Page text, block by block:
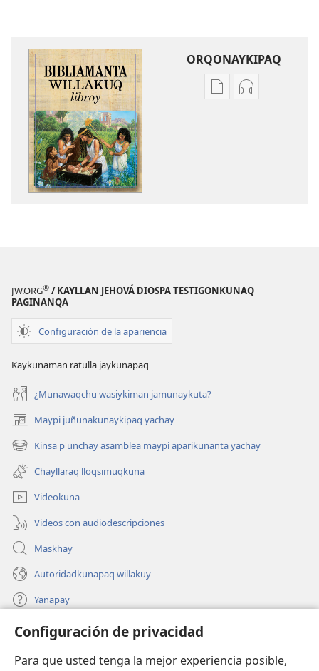
Configuración de privacidad
Para que usted tenga la mejor experiencia posible,
ORQONAYKIPAQ
KaypiKaypin
JW.ORG® / KAYLLAN JEHOVÁ DIOSPA TESTIGONKUNAQ
PAGINANQA
Configuración de la apariencia
Kaykunaman ratulla jaykunapaq
¿Munawaqchu wasiykiman jamunaykuta?
Maypi juñunakunaykipaq yachay
(abre
una
nueva
ventana)
Kinsa p'unchay asamblea maypi aparikunanta yachay
(abre
una
nueva
ventana)
Chayllaraq lloqsimuqkuna
Videokuna
Videos con audiodescripciones
Maskhay
Autoridadkunapaq willakuy
Yanapay
Donacionta churanapaq
una